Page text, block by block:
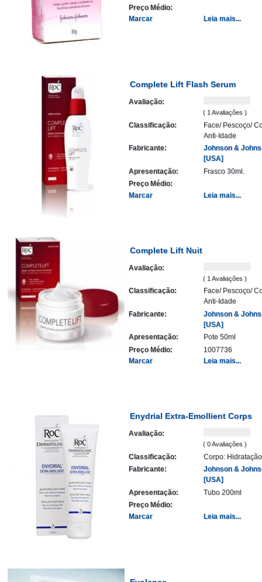
Preço Médio:
Marcar
Leia mais...
Complete Lift Flash Serum
Avaliação:
( 1 Avaliações )
Classificação:
Face/ Pescoço/
Anti-Idade
Fabricante:
Johnson &
[USA]
Apresentação:
Frasco 30ml.
Preço Médio:
Marcar
Leia mais...
Complete Lift Nuit
Avaliação:
( 1 Avaliações )
Classificação:
Face/ Pescoço/
Anti-Idade
Fabricante:
Johnson &
[USA]
Apresentação:
Pote 50ml
Preço Médio:
1007736
Marcar
Leia mais...
Enydrial Extra-Emollient Corps
Avaliação:
( 0 Avaliações )
Classificação:
Corpo: Hidratação
Fabricante:
Johnson &
[USA]
Apresentação:
Tubo 200ml
Preço Médio:
Marcar
Leia mais...